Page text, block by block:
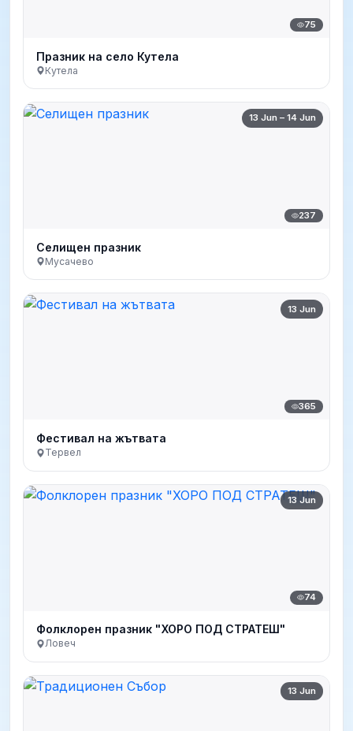
75
Празник на село Кутела
Кутела
13 Jun – 14 Jun
237
Селищен празник
Мусачево
13 Jun
365
Фестивал на жътвата
Тервел
13 Jun
74
Фолклорен празник "ХОРО ПОД СТРАТЕШ"
Ловеч
13 Jun